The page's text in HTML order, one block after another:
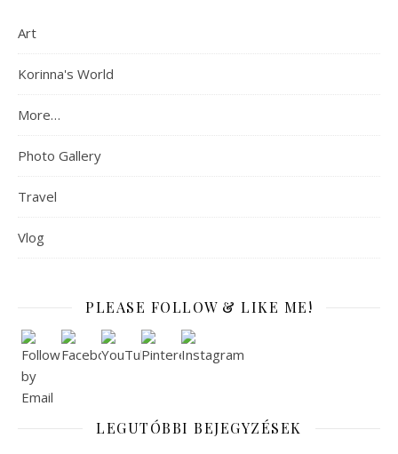
Art
Korinna's World
More…
Photo Gallery
Travel
Vlog
PLEASE FOLLOW & LIKE ME!
LEGUTÓBBI BEJEGYZÉSEK